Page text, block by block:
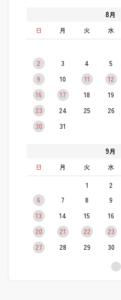
8月
日
月 火 水
2
3 4 5
9
10 11 12
16
17 18 19
23
24 25 26
30
31
9月
日
月 火 水
1 2
6
7 8 9
13
14 15 16
20
21 22 23
27
28 29
30